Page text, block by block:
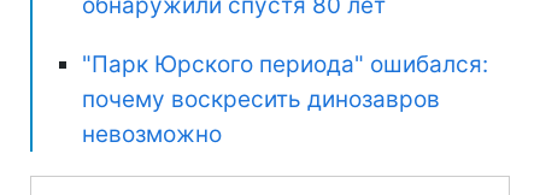
обнаружили спустя 80 лет
"Парк Юрского периода" ошибался:
почему воскресить динозавров
невозможно